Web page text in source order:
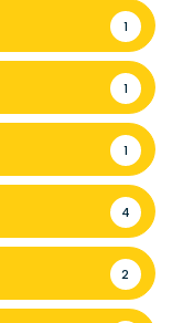
1
1
1
4
2